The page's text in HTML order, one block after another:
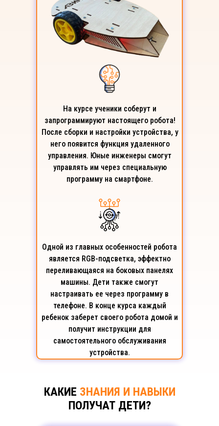
На курсе ученики соберут и
запрограммируют настоящего робота!
После сборки и настройки устройства, у
него появится функция удаленного
управления. Юные инженеры смогут
управлять им через специальную
программу на смартфоне.
Одной из главных особенностей робота
является RGB-подсветка, эффектно
переливающаяся на боковых панелях
машины. Дети также смогут
настраивать ее через программу в
телефоне. В конце курса каждый
ребенок заберет своего робота домой и
получит инструкции для
самостоятельного обслуживания
устройства.
КАКИЕ ЗНАНИЯ И НАВЫКИ
ПОЛУЧАТ ДЕТИ?